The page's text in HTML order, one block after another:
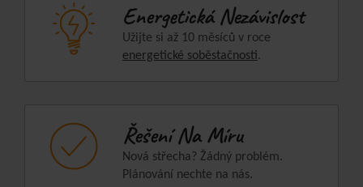
Energetická Nezávislost
Užijte si až 10 měsíců v roce
energetické soběstačnosti.
Řešení Na Míru
Nová střecha? Žádný problém.
Plánování nechte na nás.